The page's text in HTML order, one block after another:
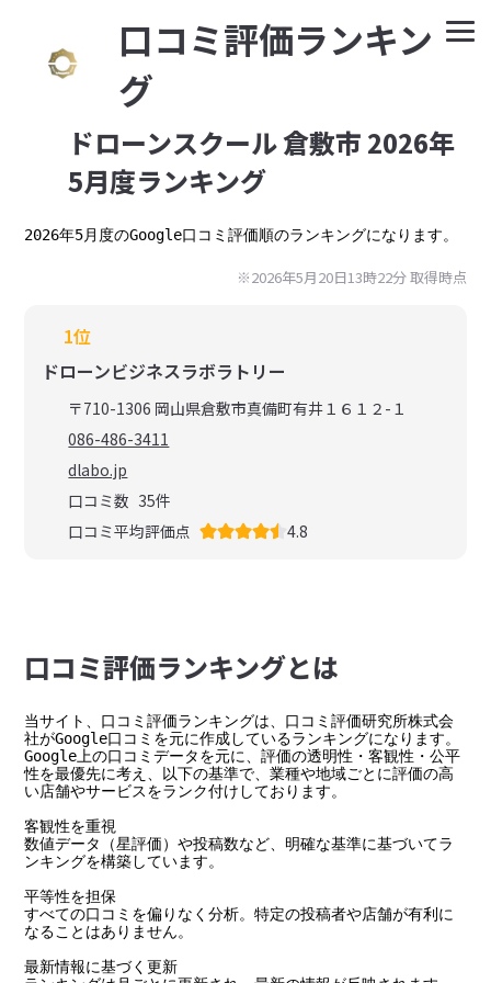
⼝コミ評価ランキン
グ
ドローンスクール 倉敷市 2026年
5月度ランキング
2026年5月度のGoogle口コミ評価順のランキングになります。
※2026年5月20日13時22分 取得時点
1位
ドローンビジネスラボラトリー
〒710-1306 岡山県倉敷市真備町有井１６１２-１
086-486-3411
dlabo.jp
口コミ数 35件
口コミ平均評価点
4.8
⼝コミ評価ランキングとは
当サイト、口コミ評価ランキングは、口コミ評価研究所株式会
社がGoogle口コミを元に作成しているランキングになります。
Google上の口コミデータを元に、評価の透明性・客観性・公平
性を最優先に考え、以下の基準で、業種や地域ごとに評価の高
い店舗やサービスをランク付けしております。
客観性を重視
数値データ（星評価）や投稿数など、明確な基準に基づいてラ
ンキングを構築しています。
平等性を担保
すべての口コミを偏りなく分析。特定の投稿者や店舗が有利に
なることはありません。
最新情報に基づく更新